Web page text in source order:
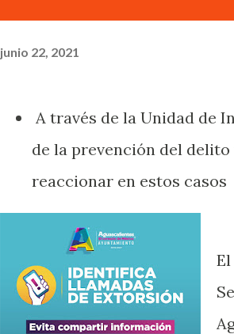
junio 22, 2021
A través de la Unidad de
de la prevención del
reaccionar en estos casos